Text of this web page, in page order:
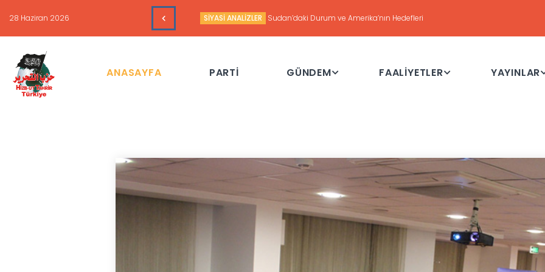
16 Haziran 2026 HAFTALIK GÜNDEM DEĞERLENDİRME Haftalık Değerlendirme Toplantısı - 21 Temmuz 2026
ANASAYFA PARTİ GÜNDEM FAALİYETLER YAYINLAR